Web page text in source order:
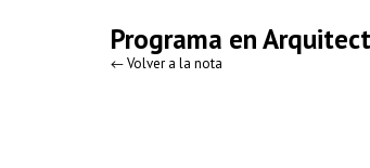
Programa en
← Volver a la nota